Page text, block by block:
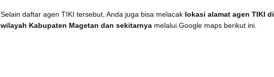
Selain daftar agen TIKI tersebut, Anda juga bisa melacak lokasi alamat agen TIKI di
wilayah Kabupaten Magetan dan sekitarnya melalui Google maps berikut ini.